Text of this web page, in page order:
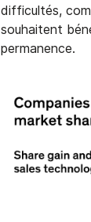
difficultés,
souhaitent
permanence.